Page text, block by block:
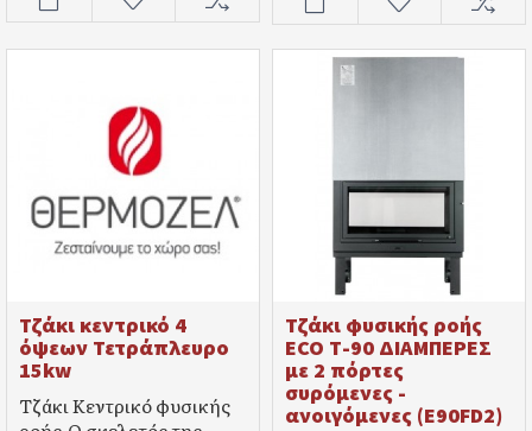
Τζάκι κεντρικό 4
όψεων Τετράπλευρο
15kw
Τζάκι Κεντρικό φυσικής
Τζάκι φυσικής ροής
ECO Τ-90 ΔΙΑΜΠΕΡΕΣ
με 2 πόρτες
συρόμενες -
ανοιγόμενες (E90FD2)